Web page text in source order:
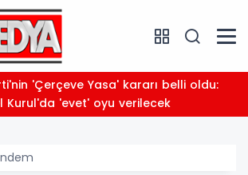
Kurul'da 'evet' oyu verilecek